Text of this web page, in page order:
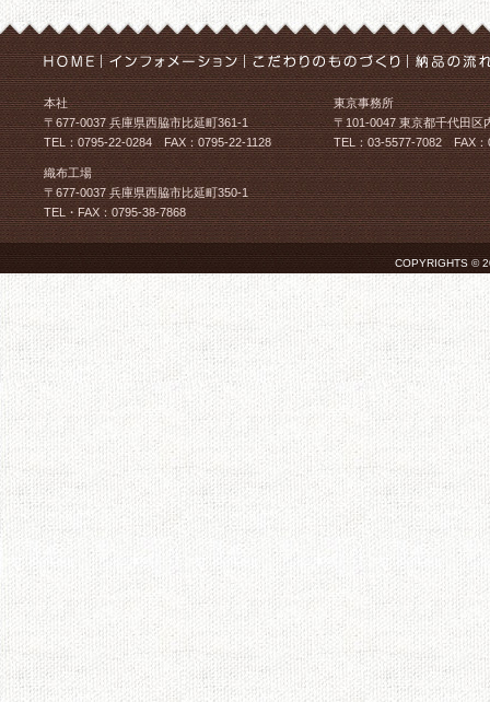
本社
〒677-0037 兵庫県西脇市比延町361-1
TEL：0795-22-0284 FAX：0795-22-1128
織布工場
〒677-0037 兵庫県西脇市比延町350-1
TEL・FAX：0795-38-7868
東京事務所
〒101-0047 東京都千代田区
TEL：03-5577-7082 FAX：
COPYRIGHTS ©